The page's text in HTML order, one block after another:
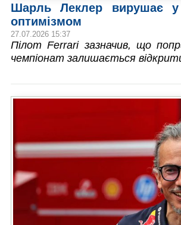
Шарль Леклер вирушає у
оптимізмом
27.07.2026 15:37
Пілот Ferrari зазначив, що
чемпіонат залишається